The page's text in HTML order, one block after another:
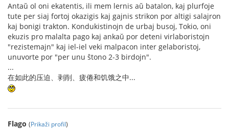
Antaŭ ol oni ekatentis, ili mem lernis aŭ batalon, kaj plurfoje
tute per siaj fortoj okazigis kaj gajnis strikon por altigi salajron
kaj bonigi trakton. Kondukistinojn de urbaj busoj, Tokio, oni
ekuzis pro malalta pago kaj ankaŭ por deteni virlaboristojn
"rezistemajn" kaj iel-iel veki malpacon inter gelaboristoj,
unuvorte por "per unu ŝtono 2-3 birdojn".
...
在如此的压迫、剥削、疲倦和饥饿之中...
Flago (Prikaži profil)